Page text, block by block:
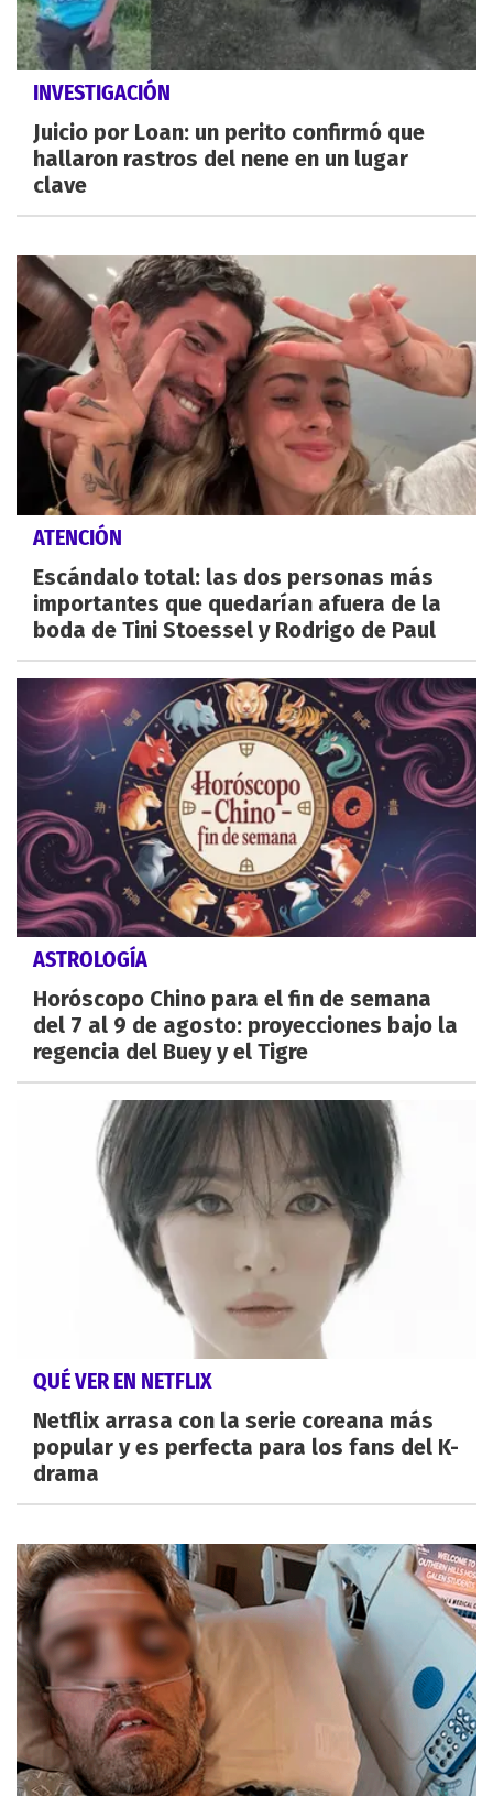
INVESTIGACIÓN
Juicio por Loan: un perito confirmó que
hallaron rastros del nene en un lugar
clave
ATENCIÓN
Escándalo total: las dos personas más
importantes que quedarían afuera de la
boda de Tini Stoessel y Rodrigo de Paul
ASTROLOGÍA
Horóscopo Chino para el fin de semana
del 7 al 9 de agosto: proyecciones bajo la
regencia del Buey y el Tigre
QUÉ VER EN NETFLIX
Netflix arrasa con la serie coreana más
popular y es perfecta para los fans del K-
drama